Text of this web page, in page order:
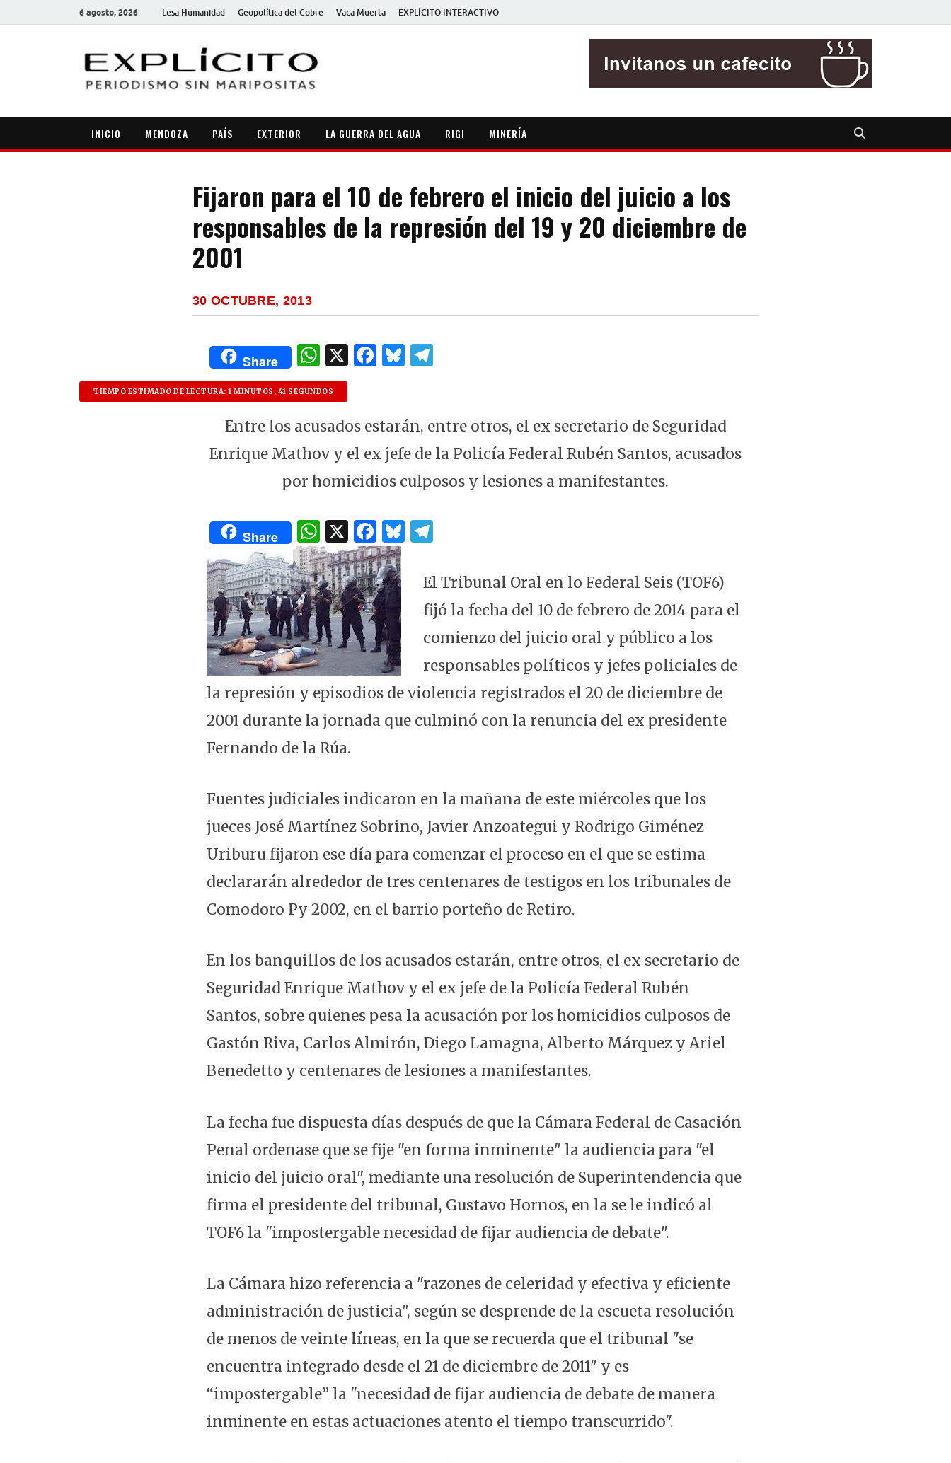
6 agosto, 2026 Lesa Humanidad Geopolítica del Cobre Vaca Muerta EXPLÍCITO INTERACTIVO
INICIO MENDOZA PAÍS EXTERIOR LA GUERRA DEL AGUA RIGI MINERÍA
Fijaron para el 10 de febrero el inicio del juicio a los
responsables de la represión del 19 y 20 diciembre de
2001
30 OCTUBRE, 2013
Share
W
h
at
s
A
p
p
X F
e
b
o
o
k
B
k
y
g
ra
m
TIEMPO ESTIMADO DE LECTURA: 1 MINUTOS, 41 SEGUNDOS
Entre los acusados estarán, entre otros, el ex secretario de Seguridad
Enrique Mathov y el ex jefe de la Policía Federal Rubén Santos, acusados
por homicidios culposos y lesiones a manifestantes.
Share
W
h
at
s
A
p
p
X F
a
c
e
b
o
o
k
B
es e
g
ra
m
El Tribunal Oral en lo Federal Seis (TOF6)
fijó la fecha del 10 de febrero de 2014 para el
comienzo del juicio oral y público a los
responsables políticos y jefes policiales de
la represión y episodios de violencia registrados el 20 de diciembre de
2001 durante la jornada que culminó con la renuncia del ex presidente
Fernando de la Rúa.
Fuentes judiciales indicaron en la mañana de este miércoles que los
jueces José Martínez Sobrino, Javier Anzoategui y Rodrigo Giménez
Uriburu fijaron ese día para comenzar el proceso en el que se estima
declararán alrededor de tres centenares de testigos en los tribunales de
Comodoro Py 2002, en el barrio porteño de Retiro.
En los banquillos de los acusados estarán, entre otros, el ex secretario de
Seguridad Enrique Mathov y el ex jefe de la Policía Federal Rubén
Santos, sobre quienes pesa la acusación por los homicidios culposos de
Gastón Riva, Carlos Almirón, Diego Lamagna, Alberto Márquez y Ariel
Benedetto y centenares de lesiones a manifestantes.
La fecha fue dispuesta días después de que la Cámara Federal de Casación
Penal ordenase que se fije "en forma inminente" la audiencia para "el
inicio del juicio oral", mediante una resolución de Superintendencia que
firma el presidente del tribunal, Gustavo Hornos, en la se le indicó al
TOF6 la "impostergable necesidad de fijar audiencia de debate".
La Cámara hizo referencia a "razones de celeridad y efectiva y eficiente
administración de justicia", según se desprende de la escueta resolución
de menos de veinte líneas, en la que se recuerda que el tribunal "se
encuentra integrado desde el 21 de diciembre de 2011" y es
“impostergable” la "necesidad de fijar audiencia de debate de manera
inminente en estas actuaciones atento el tiempo transcurrido".